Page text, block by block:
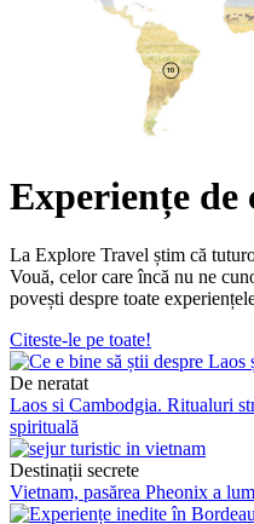
10
Experiențe de
La Explore Travel știm că
Vouă, celor care încă nu ne
povești despre toate
Citeste-le pe toate!
De neratat
Laos si Cambodgia. Ritualuri
spirituală
Destinații secrete
Vietnam, pasărea Pheonix a